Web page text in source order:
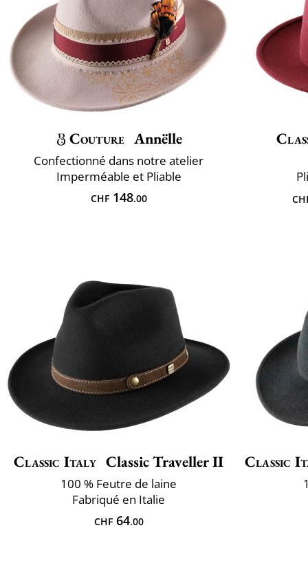
Couture Annëlle
Confectionné dans notre atelier
Imperméable et Pliable
CHF148.00
Classic Italy Classic Traveller II
100 % Feutre de laine
Fabriqué en Italie
CHF64.00
Classic